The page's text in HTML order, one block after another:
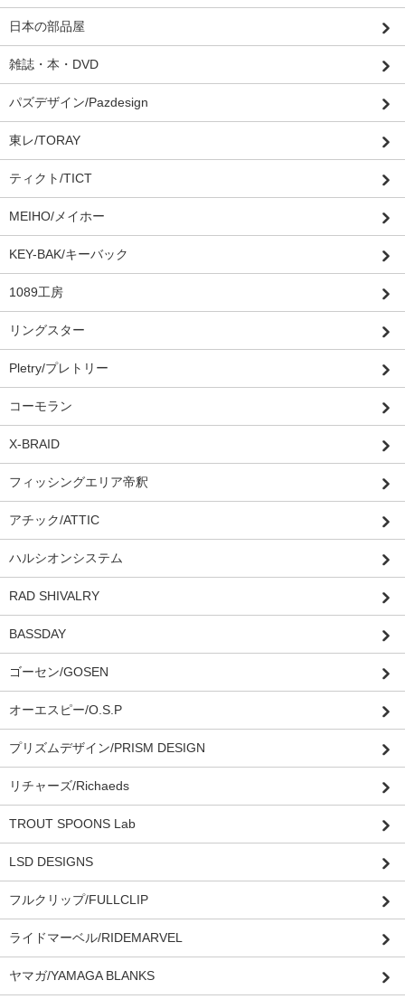
日本の部品屋
雑誌・本・DVD
パズデザイン/Pazdesign
東レ/TORAY
ティクト/TICT
MEIHO/メイホー
KEY-BAK/キーバック
1089工房
リングスター
Pletry/プレトリー
コーモラン
X-BRAID
フィッシングエリア帝釈
アチック/ATTIC
ハルシオンシステム
RAD SHIVALRY
BASSDAY
ゴーセン/GOSEN
オーエスピー/O.S.P
プリズムデザイン/PRISM DESIGN
リチャーズ/Richaeds
TROUT SPOONS Lab
LSD DESIGNS
フルクリップ/FULLCLIP
ライドマーベル/RIDEMARVEL
ヤマガ/YAMAGA BLANKS